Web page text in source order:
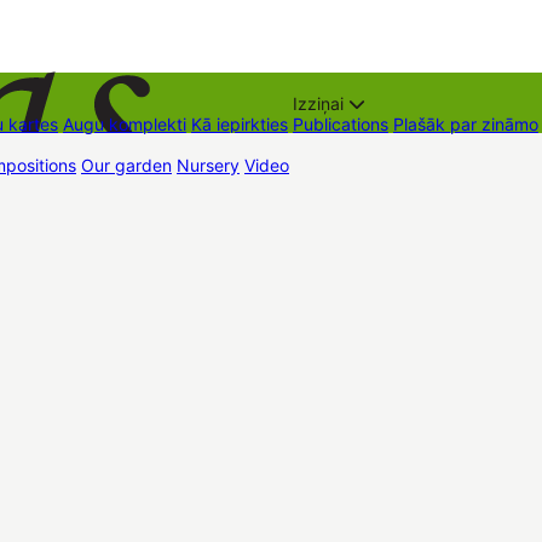
kartes Augu komplekti Kā iepirkties
Izziņai
Publications Plašāk par zināmo
Our garden Nursery Video